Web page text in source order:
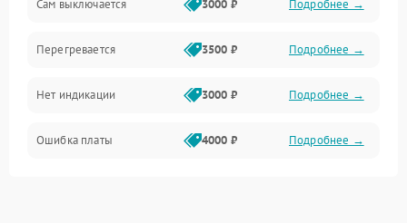
Сам выключается 3000 ₽ Подробнее →
Перегревается 3500 ₽ Подробнее →
Нет индикации 3000 ₽ Подробнее →
Ошибка платы 4000 ₽ Подробнее →